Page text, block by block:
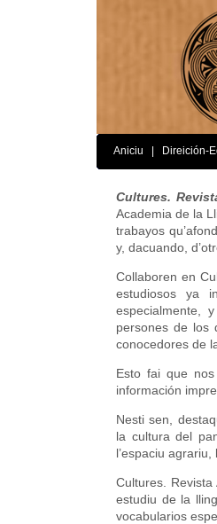
Aniciu Direición-
Cultures.
Academia de la
trabayos
y, dacuando,
Collaboren en
estudiosos ya
especialmente,
persones de los
conocedores de
Esto fai que nos
información
Nesti sen,
la cultura del
l’espaciu
Cultures.
estudiu de la
vocabularios